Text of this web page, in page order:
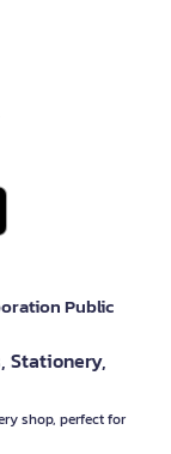
Public
Stationery,
shop, perfect for